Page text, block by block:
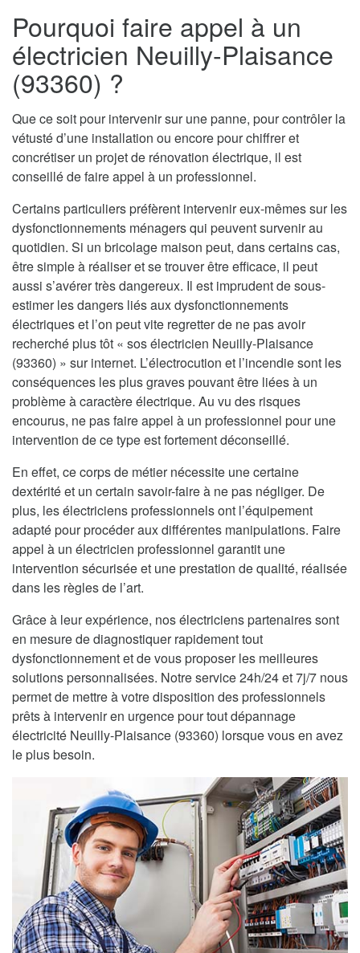
Pourquoi faire appel à un
électricien Neuilly-Plaisance
(93360) ?
Que ce soit pour intervenir sur une panne, pour contrôler la
vétusté d’une installation ou encore pour chiffrer et
concrétiser un projet de rénovation électrique, il est
conseillé de faire appel à un professionnel.
Certains particuliers préfèrent intervenir eux-mêmes sur les
dysfonctionnements ménagers qui peuvent survenir au
quotidien. Si un bricolage maison peut, dans certains cas,
être simple à réaliser et se trouver être efficace, il peut
aussi s’avérer très dangereux. Il est imprudent de sous-
estimer les dangers liés aux dysfonctionnements
électriques et l’on peut vite regretter de ne pas avoir
recherché plus tôt « sos électricien Neuilly-Plaisance
(93360) » sur internet. L’électrocution et l’incendie sont les
conséquences les plus graves pouvant être liées à un
problème à caractère électrique. Au vu des risques
encourus, ne pas faire appel à un professionnel pour une
intervention de ce type est fortement déconseillé.
En effet, ce corps de métier nécessite une certaine
dextérité et un certain savoir-faire à ne pas négliger. De
plus, les électriciens professionnels ont l’équipement
adapté pour procéder aux différentes manipulations. Faire
appel à un électricien professionnel garantit une
intervention sécurisée et une prestation de qualité, réalisée
dans les règles de l’art.
Grâce à leur expérience, nos électriciens partenaires sont
en mesure de diagnostiquer rapidement tout
dysfonctionnement et de vous proposer les meilleures
solutions personnalisées. Notre service 24h/24 et 7j/7 nous
permet de mettre à votre disposition des professionnels
prêts à intervenir en urgence pour tout dépannage
électricité Neuilly-Plaisance (93360) lorsque vous en avez
le plus besoin.